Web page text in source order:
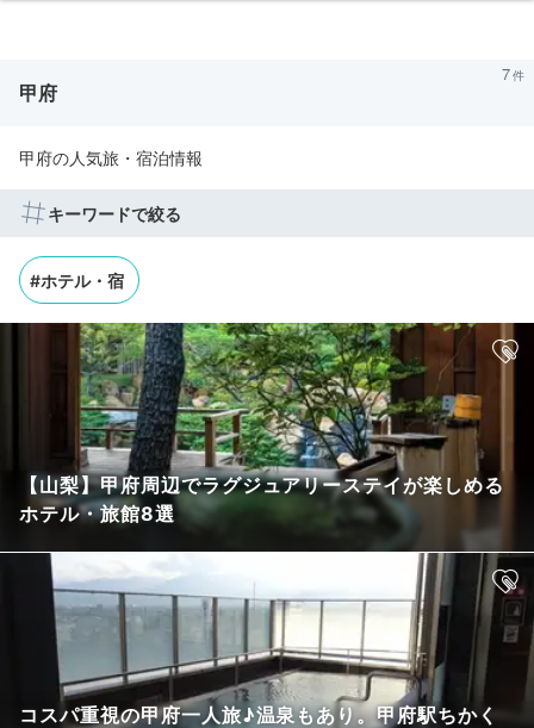
甲府
7
甲府の人気旅・宿泊情報
キーワードで絞る
#ホテル・宿
【山梨】甲府周辺でラグジュアリーステイが楽しめる
ホテル・旅館8選
コスパ重視の甲府一人旅♪温泉もあり。甲府駅ちかく